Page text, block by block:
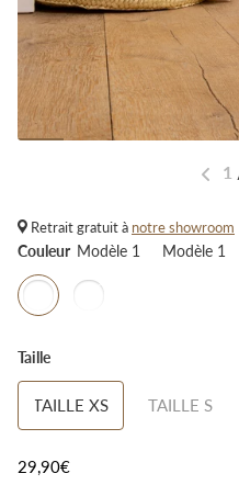
1
Retrait gratuit à notre showroom
Couleur Modèle 1 Modèle 1
Taille
TAILLE XS TAILLE S
29,90€